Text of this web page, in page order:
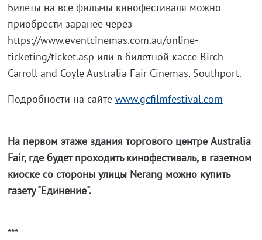
Билеты на все фильмы кинофестиваля можно
приобрести заранее через
https://www.eventcinemas.com.au/online-
ticketing/ticket.asp или в билетной кассе Birch
Carroll and Coyle Australia Fair Cinemas, Southport.
Подробности на сайте www.gcfilmfestival.com
Hа первом этаже здания торгового центре Australia
Fair, где будет проходить кинофестиваль, в газетном
киоске со стороны улицы Nerang можно купить
газету "Единение".
***